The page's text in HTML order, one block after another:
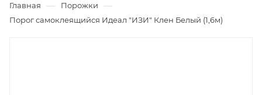
Главная — Порожки —
Порог самоклеящийся Идеал "ИЗИ" Клен Белый (1,6м)